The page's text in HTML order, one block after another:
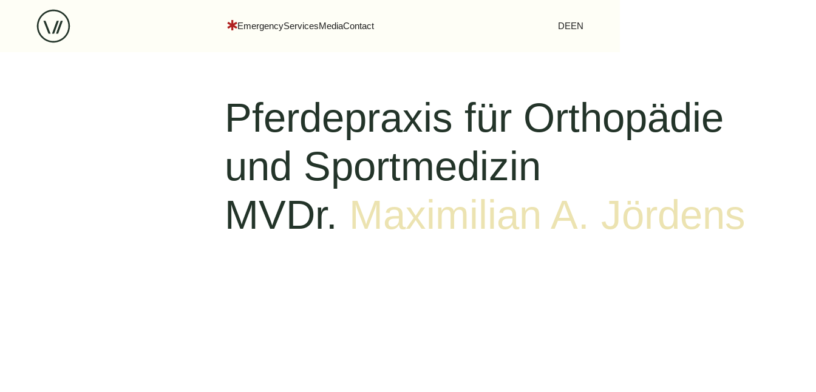
EmergencyServicesMediaContact DEEN
Pferdepraxis für Orthopädie
und Sportmedizin
MVDr. Maximilian A. Jördens